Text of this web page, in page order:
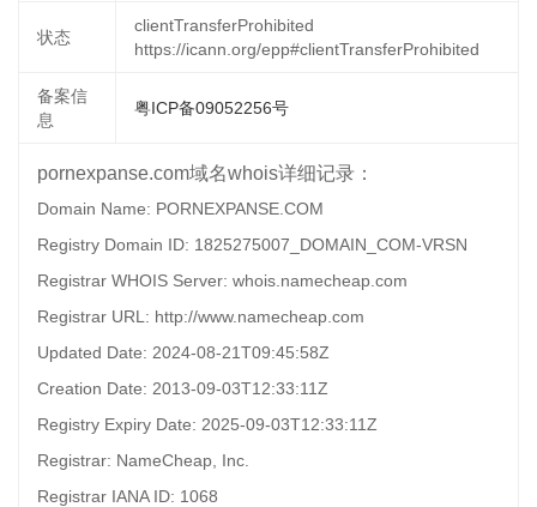
状态
clientTransferProhibited
https://icann.org/epp#clientTransferProhibited
备案信
息
粤ICP备09052256号
pornexpanse.com域名whois详细记录：
Domain Name: PORNEXPANSE.COM
Registry Domain ID: 1825275007_DOMAIN_COM-VRSN
Registrar WHOIS Server: whois.namecheap.com
Registrar URL: http://www.namecheap.com
Updated Date: 2024-08-21T09:45:58Z
Creation Date: 2013-09-03T12:33:11Z
Registry Expiry Date: 2025-09-03T12:33:11Z
Registrar: NameCheap, Inc.
Registrar IANA ID: 1068